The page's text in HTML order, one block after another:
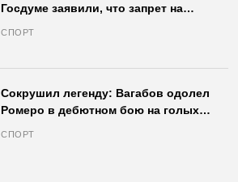
Госдуме заявили, что запрет на
СПОРТ
Сокрушил легенду: Вагабов одолел
Ромеро в дебютном бою на голых
СПОРТ